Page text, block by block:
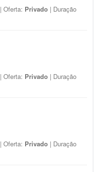
| Oferta: Privado | Duração
| Oferta: Privado | Duração
| Oferta: Privado | Duração